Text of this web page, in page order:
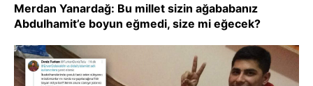
Merdan Yanardağ: Bu millet sizin ağababanız
Abdulhamit’e boyun eğmedi, size mi eğecek?